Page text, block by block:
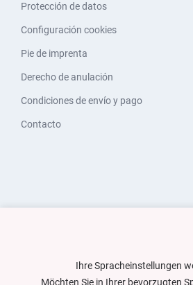
Protección de datos
Configuración cookies
Pie de imprenta
Derecho de anulación
Condiciones de envío y pago
Contacto
Ihre Spracheinstellungen
Möchten Sie in Ihrer bevorzugten